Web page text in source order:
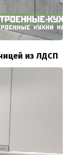
из ЛДСП